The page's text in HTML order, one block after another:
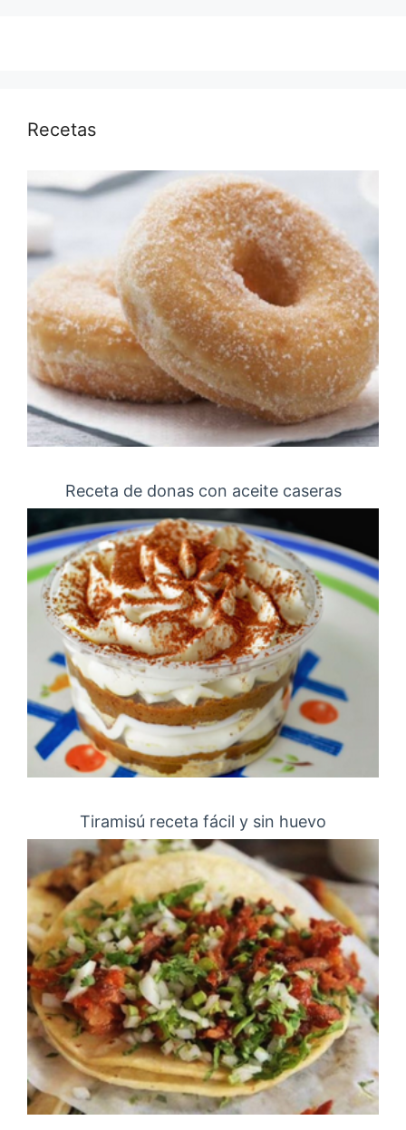
Recetas
Receta de donas con aceite caseras
Tiramisú receta fácil y sin huevo